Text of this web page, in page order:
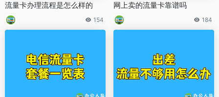
流量卡办理流程是怎么样的
154
网上卖的流量卡靠谱吗
184